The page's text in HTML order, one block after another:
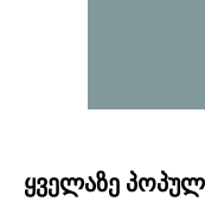
ᲧᲕᲔᲚᲐᲖᲔ